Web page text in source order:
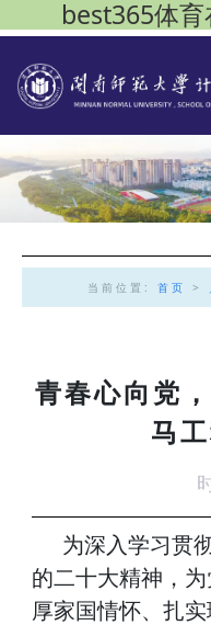
best365体
当前位置: 首页 >
青春心向党
马
为深入学习贯
的二十大精神，
厚家国情怀、扎